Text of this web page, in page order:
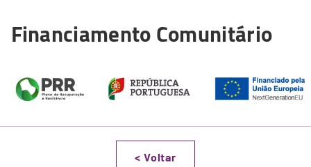
Financiamento Comunitário
< Voltar